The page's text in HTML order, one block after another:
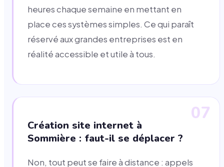
heures chaque semaine en mettant en
place ces systèmes simples. Ce qui paraît
réservé aux grandes entreprises est en
réalité accessible et utile à tous.
07
Création site internet à
Sommière : faut-il se déplacer ?
Non, tout peut se faire à distance : appels